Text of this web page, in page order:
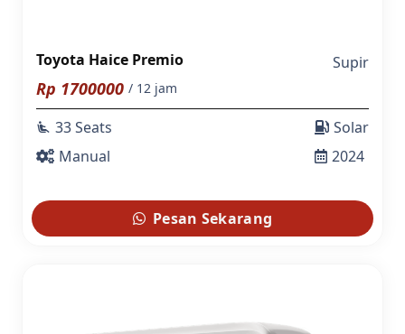
Toyota Haice Premio Supir
Rp 1700000 / 12 jam
airline_seat_recline_extra 33 Seats
Manual
Solar
2024
Pesan Sekarang